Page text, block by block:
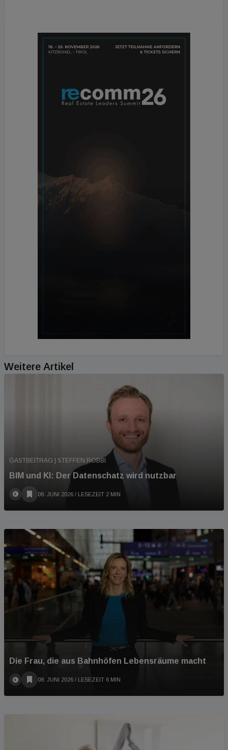
Weitere Artikel
GASTBEITRAG | STEFFEN ROBBI
BIM und KI: Der Datenschatz wird nutzbar
08. JUNI 2026 / LESEZEIT 2 MIN
Die Frau, die aus Bahnhöfen Lebensräume macht
08. JUNI 2026 / LESEZEIT 6 MIN